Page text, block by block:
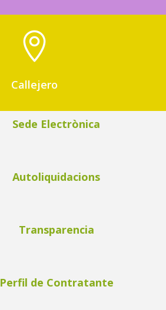

Callejero
Sede Electrònica
Autoliquidacions
Transparencia
Perfil de Contratante